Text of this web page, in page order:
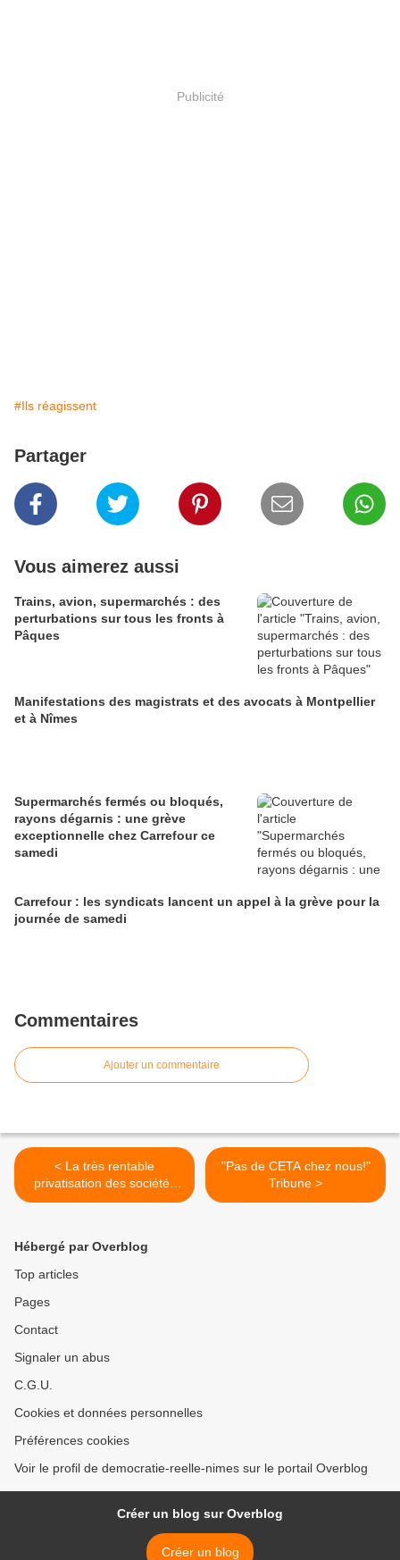
Publicité
#Ils réagissent
Partager
Vous aimerez aussi
Trains, avion, supermarchés : des
perturbations sur tous les fronts à
Pâques
Manifestations des magistrats et des avocats à Montpellier
et à Nîmes
Supermarchés fermés ou bloqués,
rayons dégarnis : une grève
exceptionnelle chez Carrefour ce
samedi
Carrefour : les syndicats lancent un appel à la grève pour la
journée de samedi
Commentaires
Ajouter un commentaire
< La très rentable
privatisation des sociétés
d’autoroutes
"Pas de CETA chez nous!"
Tribune >
Hébergé par Overblog
Top articles
Pages
Contact
Signaler un abus
C.G.U.
Cookies et données personnelles
Préférences cookies
Voir le profil de democratie-reelle-nimes sur le portail Overblog
Créer un blog sur Overblog
Créer un blog